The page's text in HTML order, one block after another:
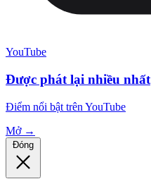
YouTube
Được phát lại nhiều nhất
Điểm nổi bật trên YouTube
Mở →
Đóng